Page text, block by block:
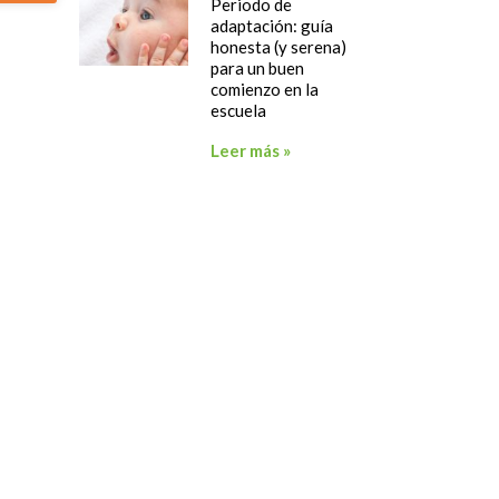
adaptación: guía
honesta (y serena)
para un buen
comienzo en la
escuela
Leer más »